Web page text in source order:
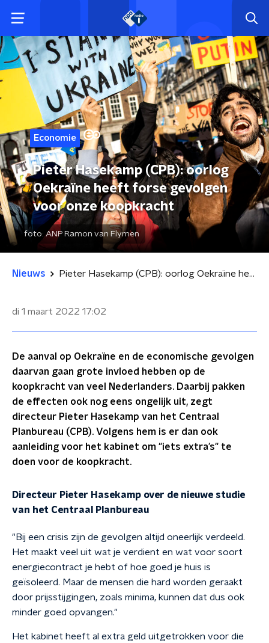
Economie
Pieter Hasekamp (CPB): oorlog
Oekraïne heeft forse gevolgen
voor onze koopkracht
foto:ANP Ramon van Flymen
Nieuws Pieter Hasekamp (CPB): oorlog Oekraïne heeft forse gevolgen voor onze koopkracht
di 1 maart 2022 17:02
De aanval op Oekraïne en de economische gevolgen
daarvan gaan grote invloed hebben op de
koopkracht van veel Nederlanders. Daarbij pakken
de effecten ook nog eens ongelijk uit, zegt
directeur Pieter Hasekamp van het Centraal
Planbureau (CPB). Volgens hem is er dan ook
aanleiding voor het kabinet om "iets extra’s" te
doen voor de koopkracht.
Directeur Pieter Hasekamp over de nieuwe studie
van het Centraal Planbureau
"Bij een crisis zijn de gevolgen altijd oneerlijk verdeeld.
Het maakt veel uit wat je verdient en wat voor soort
energiecontract je hebt of hoe goed je huis is
geïsoleerd. Maar de mensen die hard worden geraakt
door prijsstijgingen, zoals minima, kunnen dat dus ook
minder goed opvangen."
Het kabinet heeft al extra geld uitgetrokken voor die